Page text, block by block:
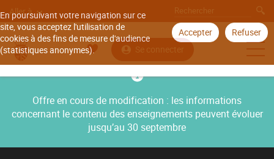
En poursuivant votre navigation sur ce
site, vous acceptez l'utilisation de
cookies à des fins de mesure d'audience
(statistiques anonymes).
Accepter Refuser
Aller à
Se connecter
Offre en cours de modification : les informations
concernant le contenu des enseignements peuvent évoluer
jusqu’au 30 septembre